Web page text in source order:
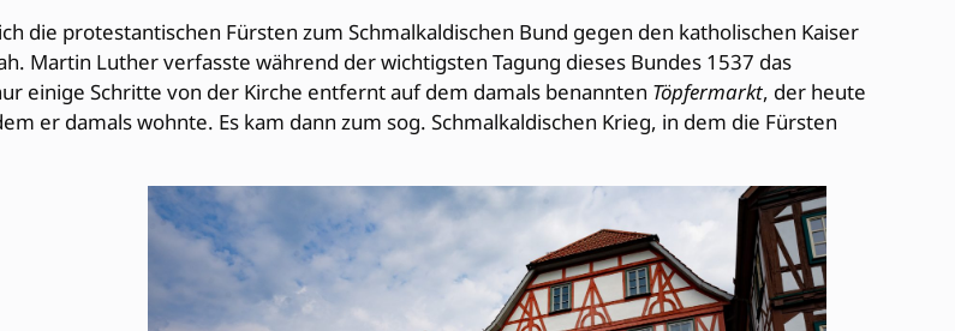
die protestantischen Fürsten zum Schmalkaldischen Bund gegen den katholischen Kaiser
Martin Luther verfasste während der wichtigsten Tagung dieses Bundes 1537 das
einige Schritte von der Kirche entfernt auf dem damals benannten Töpfermarkt, der heute
er damals wohnte. Es kam dann zum sog. Schmalkaldischen Krieg, in dem die Fürsten